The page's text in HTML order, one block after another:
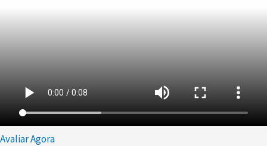
Avaliar Agora